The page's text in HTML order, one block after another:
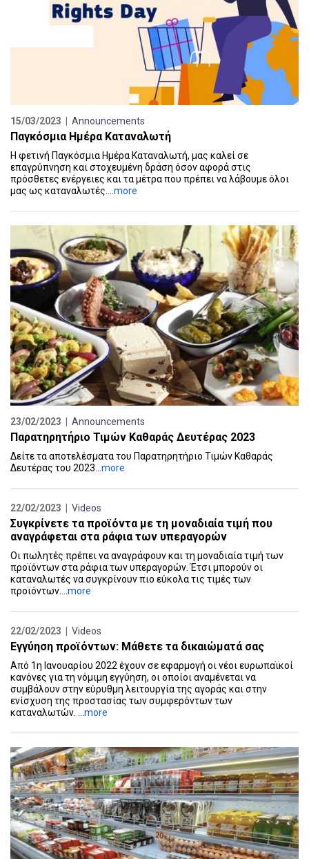
15/03/2023 | Announcements
Παγκόσμια Ημέρα Καταναλωτή
Η φετινή Παγκόσμια Ημέρα Καταναλωτή, μας καλεί σε
επαγρύπνηση και στοχευμένη δράση όσον αφορά στις
πρόσθετες ενέργειες και τα μέτρα που πρέπει να λάβουμε όλοι
μας ως καταναλωτές.... more
23/02/2023 | Announcements
Παρατηρητήριο Τιμών Καθαράς Δευτέρας 2023
Δείτε τα αποτελέσματα του Παρατηρητήριο Τιμών Καθαράς
Δευτέρας του 2023... more
22/02/2023 | Videos
Συγκρίνετε τα προϊόντα με τη μοναδιαία τιμή που
αναγράφεται στα ράφια των υπεραγορών
Οι πωλητές πρέπει να αναγράφουν και τη μοναδιαία τιμή των
προϊόντων στα ράφια των υπεραγορών. Έτσι μπορούν οι
καταναλωτές να συγκρίνουν πιο εύκολα τις τιμές των
προϊόντων.... more
22/02/2023 | Videos
Εγγύηση προϊόντων: Μάθετε τα δικαιώματά σας
Από 1η Ιανουαρίου 2022 έχουν σε εφαρμογή οι νέοι ευρωπαϊκοί
κανόνες για τη νόμιμη εγγύηση, οι οποίοι αναμένεται να
συμβάλουν στην εύρυθμη λειτουργία της αγοράς και στην
ενίσχυση της προστασίας των συμφερόντων των
καταναλωτών. ... more